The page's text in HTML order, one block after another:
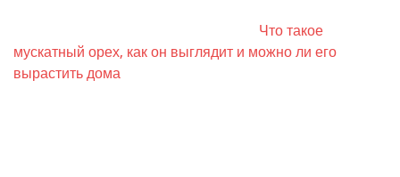
Что такое
мускатный орех, как он выглядит и можно ли его
вырастить дома